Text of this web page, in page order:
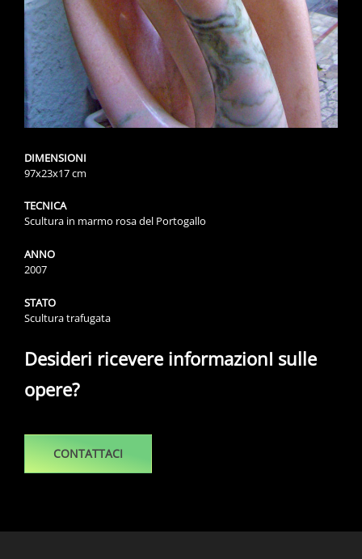
DIMENSIONI
97x23x17 cm
TECNICA
Scultura in marmo rosa del Portogallo
ANNO
2007
STATO
Scultura trafugata
Desideri ricevere informazionI sulle
opere?
CONTATTACI